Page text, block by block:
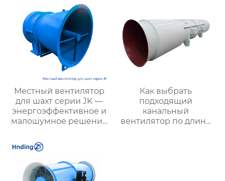
Местный вентилятор
для шахт серии JK —
энергоэффективное и
малошумное решение
вентиляции
Как выбрать
подходящий
канальный
вентилятор по длине